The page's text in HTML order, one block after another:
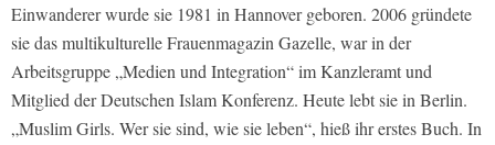
Einwanderer wurde sie 1981 in Hannover geboren. 2006 gründete
sie das multikulturelle Frauenmagazin Gazelle, war in der
Arbeitsgruppe „Medien und Integration“ im Kanzleramt und
Mitglied der Deutschen Islam Konferenz. Heute lebt sie in Berlin.
„Muslim Girls. Wer sie sind, wie sie leben“, hieß ihr erstes Buch. In